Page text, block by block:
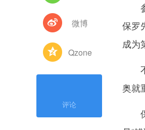
微博
Qzone
评论
参
保罗
成为
不
奥就
保